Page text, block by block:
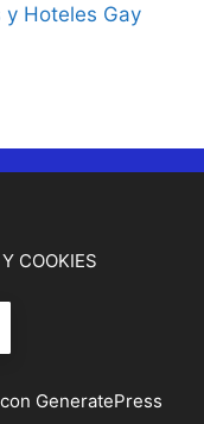
y Hoteles Gay
COOKIES
GeneratePress